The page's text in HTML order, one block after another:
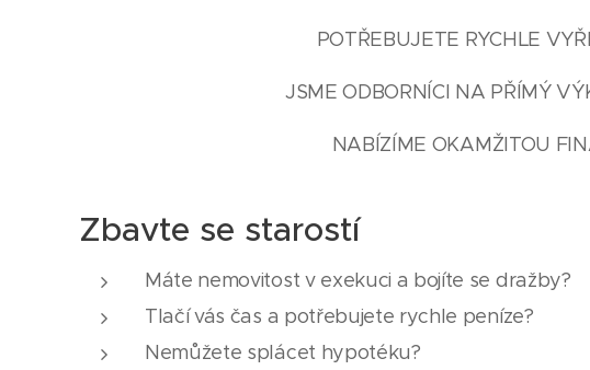
POTŘEBUJETE RYCHLE
JSME ODBORNÍCI NA PŘÍMÝ
NABÍZÍME OKAMŽITOU
Zbavte se starostí
Máte nemovitost v exekuci a bojíte se dražby?
Tlačí vás čas a potřebujete rychle peníze?
Nemůžete splácet hypotéku?